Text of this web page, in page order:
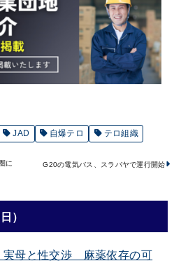
JAD 自爆テロ テロ組織
に
G20の電気バス、スラバヤで運行開始
）
実母と性交渉 麻薬依存の可